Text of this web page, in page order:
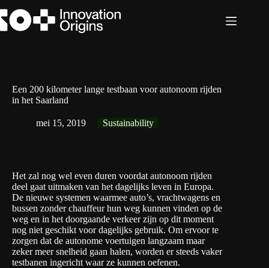
naar
de
Een 200 kilometer lange testbaan voor autonoom rijden
in het Saarland
mei 15, 2019 Sustainability
Het zal nog wel even duren voordat autonoom rijden
deel gaat uitmaken van het dagelijks leven in Europa.
De nieuwe systemen waarmee auto’s, vrachtwagens en
bussen zonder chauffeur hun weg kunnen vinden op de
weg en in het doorgaande verkeer zijn op dit moment
nog niet geschikt voor dagelijks gebruik. Om ervoor te
zorgen dat de autonome voertuigen langzaam maar
zeker meer snelheid gaan halen, worden er steeds vaker
testbanen ingericht waar ze kunnen oefenen.